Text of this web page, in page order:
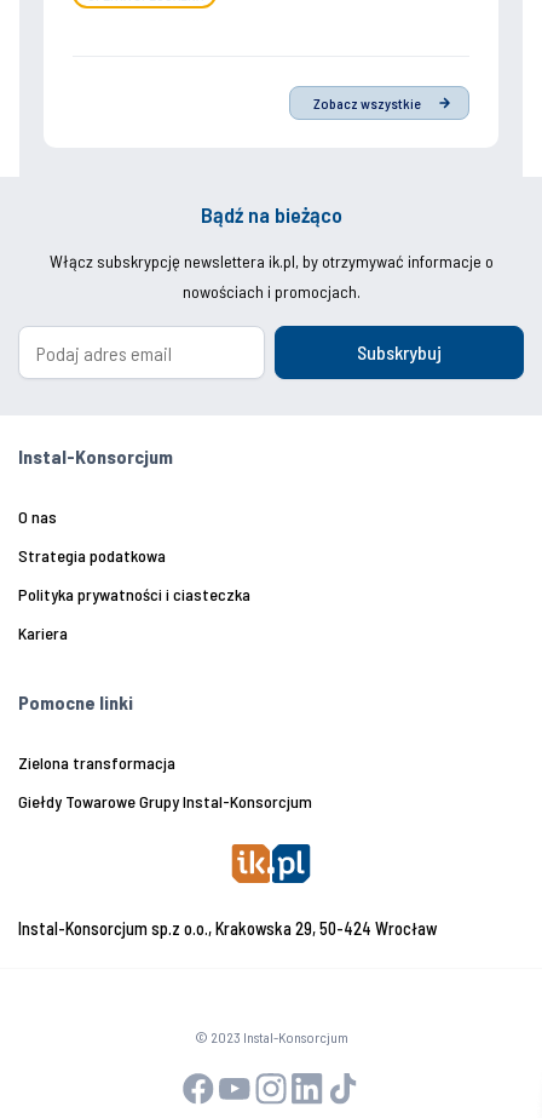
Zobacz wszystkie
Bądź na bieżąco
Włącz subskrypcję newslettera ik.pl, by otrzymywać informacje o
nowościach i promocjach.
Subskrybuj
Instal-Konsorcjum
O nas
Strategia podatkowa
Polityka prywatności i ciasteczka
Kariera
Pomocne linki
Zielona transformacja
Giełdy Towarowe Grupy Instal-Konsorcjum
Instal-Konsorcjum sp.z o.o., Krakowska 29, 50-424 Wrocław
© 2023 Instal-Konsorcjum